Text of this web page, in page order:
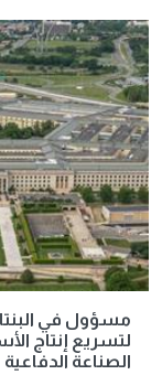
مسؤول في
لتسريع إنتاج
الصناعة الدفاعية